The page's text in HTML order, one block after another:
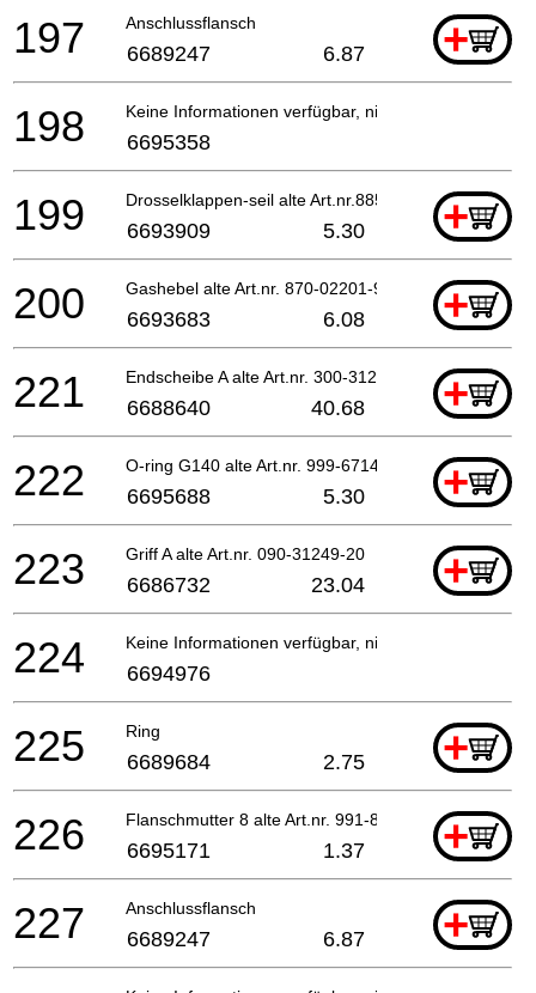
Anschlussflansch +
197 6689247 6.87
Keine Informationen verfügbar, nicht bestellbar
198 6695358
Drosselklappen-seil alte Art.nr.885-0650a-80
+
199 6693909 5.30
Gashebel alte Art.nr. 870-02201-91 +
200 6693683 6.08
Endscheibe A alte Art.nr. 300-31249-20 +
221 6688640 40.68
O-ring G140 alte Art.nr. 999-67140-010 +
222 6695688 5.30
Griff A alte Art.nr. 090-31249-20 +
223 6686732 23.04
Keine Informationen verfügbar, nicht bestellbar
224 6694976
Ring +
225 6689684 2.75
Flanschmutter 8 alte Art.nr. 991-83080-001+
226 6695171 1.37
Anschlussflansch +
227 6689247 6.87